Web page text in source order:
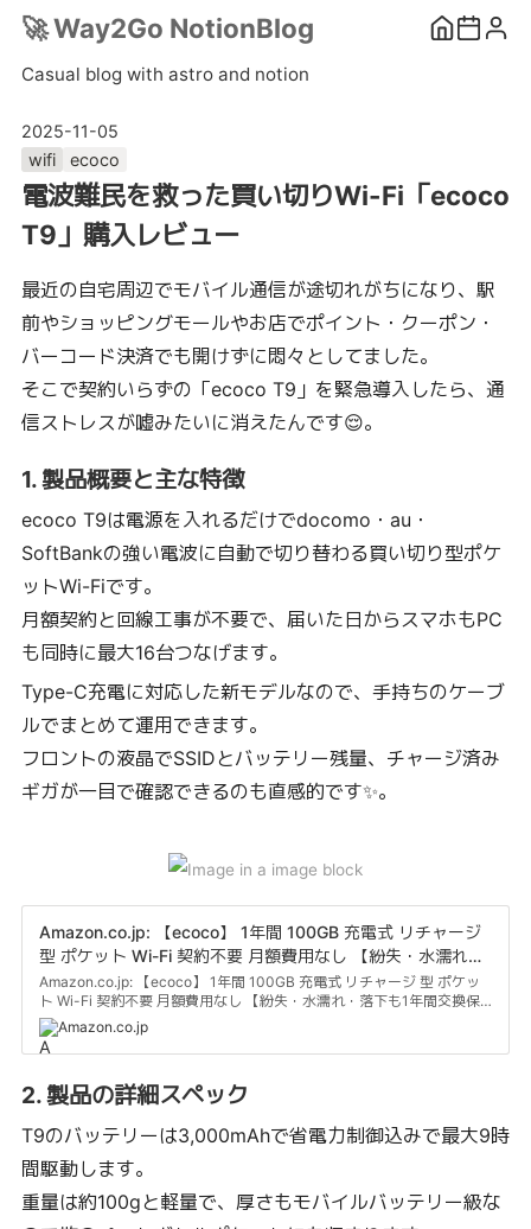
🚀Way2Go NotionBlog
Casual blog with astro and notion
2025-11-05
wifi
ecoco
電波難民を救った買い切りWi-Fi「ecoco
T9」購入レビュー
最近の自宅周辺でモバイル通信が途切れがちになり、駅
前やショッピングモールやお店でポイント・クーポン・
バーコード決済でも開けずに悶々としてました。
そこで契約いらずの「ecoco T9」を緊急導入したら、通
信ストレスが嘘みたいに消えたんです😌。
1. 製品概要と主な特徴
ecoco T9は電源を入れるだけでdocomo・au・
SoftBankの強い電波に自動で切り替わる買い切り型ポケ
ットWi-Fiです。
月額契約と回線工事が不要で、届いた日からスマホもPC
も同時に最大16台つなげます。
Type-C充電に対応した新モデルなので、手持ちのケーブ
ルでまとめて運用できます。
フロントの液晶でSSIDとバッテリー残量、チャージ済み
ギガが一目で確認できるのも直感的です✨。
Amazon.co.jp: 【ecoco】 1年間 100GB 充電式 リチャージ
型 ポケット Wi-Fi 契約不要 月額費用なし 【紛失・水濡れ・
落下も1年間交換保証】 工事不要 長時間利用 ギガ リチャー
ジ 可能 : パソコン・周辺機器
Amazon.co.jp: 【ecoco】 1年間 100GB 充電式 リチャージ 型 ポケッ
ト Wi-Fi 契約不要 月額費用なし 【紛失・水濡れ・落下も1年間交換保
証】 工事不要 長時間利用 ギガ リチャージ 可能 : パソコン・周辺機器
Amazon.co.jp
2. 製品の詳細スペック
T9のバッテリーは3,000mAhで省電力制御込みで最大9時
間駆動します。
重量は約100gと軽量で、厚さもモバイルバッテリー級な